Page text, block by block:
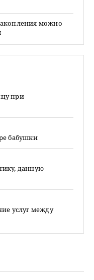
можно
при
бабушки
данную
услуг между